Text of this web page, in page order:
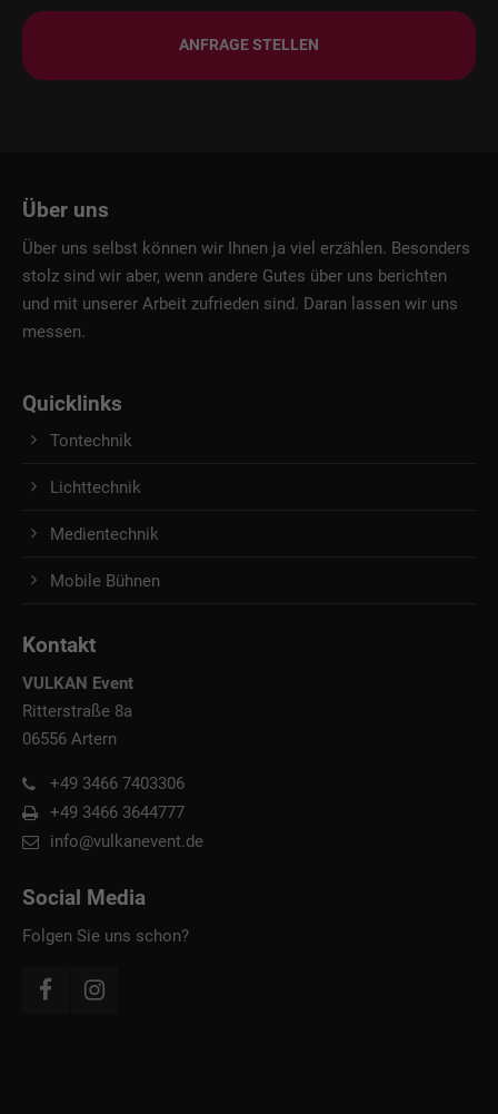
ANFRAGE STELLEN
Über uns
Über uns selbst können wir Ihnen ja viel erzählen. Besonders
stolz sind wir aber, wenn andere Gutes über uns berichten
und mit unserer Arbeit zufrieden sind. Daran lassen wir uns
messen.
Quicklinks
Tontechnik
Lichttechnik
Medientechnik
Mobile Bühnen
Kontakt
VULKAN Event
Ritterstraße 8a
06556 Artern
+49 3466 7403306
+49 3466 3644777
info@vulkanevent.de
Social Media
Folgen Sie uns schon?